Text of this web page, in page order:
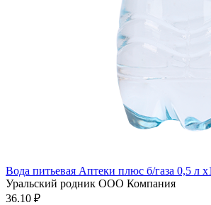
Вода питьевая Аптеки плюс б/газа 0,5 л x1
Уральский родник ООО Компания
36.10 ₽